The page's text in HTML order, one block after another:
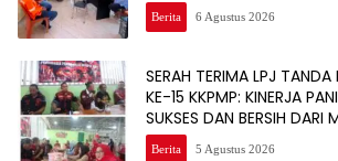
Berita 6 Agustus 2026
SERAH TERIMA LPJ TANDA
KE-15 KKPMP: KINERJA
SUKSES DAN BERSIH DARI
KEUANGAN
Berita 5 Agustus 2026